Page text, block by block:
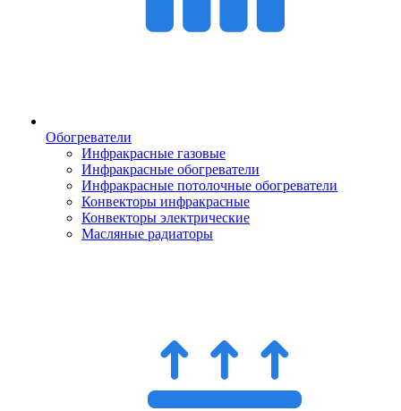
Обогреватели
Инфракрасные газовые
Инфракрасные обогреватели
Инфракрасные потолочные обогреватели
Конвекторы инфракрасные
Конвекторы электрические
Масляные радиаторы